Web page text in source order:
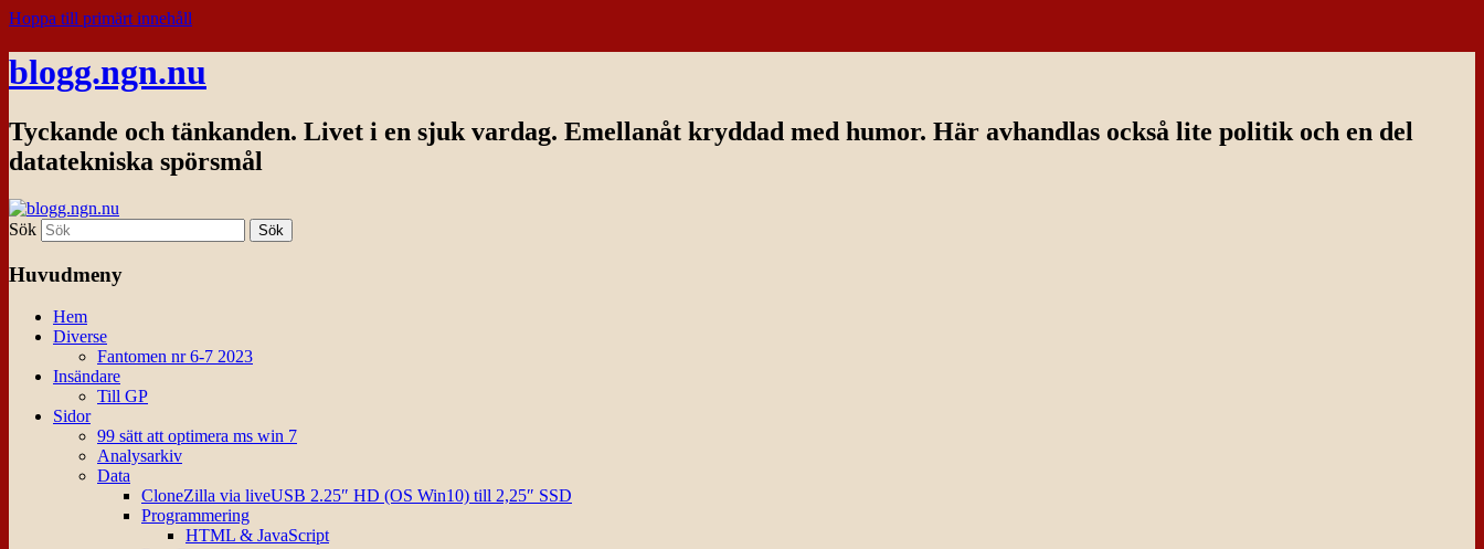
Hoppa till primärt innehåll
blogg.ngn.nu
Tyckande och tänkanden. Livet i en sjuk vardag. Emellanåt kryddad med humor. Här avhandlas också lite politik och en del
datatekniska spörsmål
Sök
Huvudmeny
Hem
Diverse
Fantomen nr 6-7 2023
Insändare
Till GP
Sidor
99 sätt att optimera ms win 7
Analysarkiv
Data
CloneZilla via liveUSB 2.25″ HD (OS Win10) till 2,25″ SSD
Programmering
HTML & JavaScript